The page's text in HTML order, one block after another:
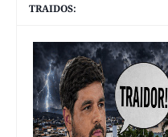
TRAIDOS: